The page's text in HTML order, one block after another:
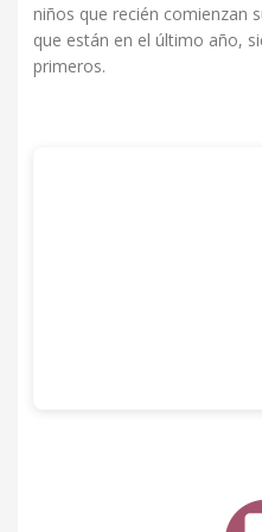
niños que recién comienzan
que están en el último año,
primeros.